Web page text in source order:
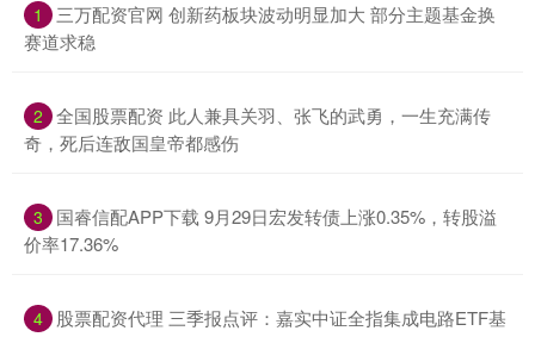
1
三万配资官网 创新药板块波动明显加大 部分主题基金换
赛道求稳
2 全国股票配资 此人兼具关羽、张飞的武勇，一生充满传
奇，死后连敌国皇帝都感伤
3
国睿信配APP下载 9月29日宏发转债上涨0.35%，转股溢
价率17.36%
4 股票配资代理 三季报点评：嘉实中证全指集成电路ETF基